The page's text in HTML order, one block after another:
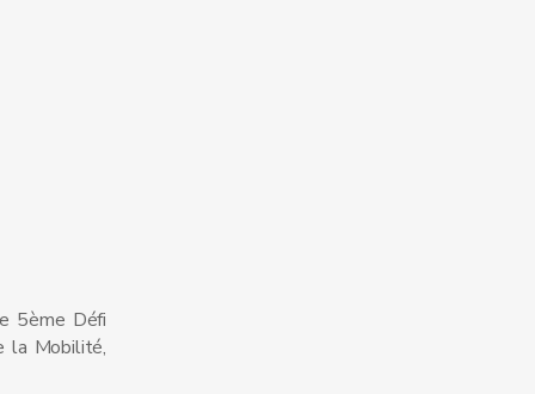
5ème Défi
la Mobilité,